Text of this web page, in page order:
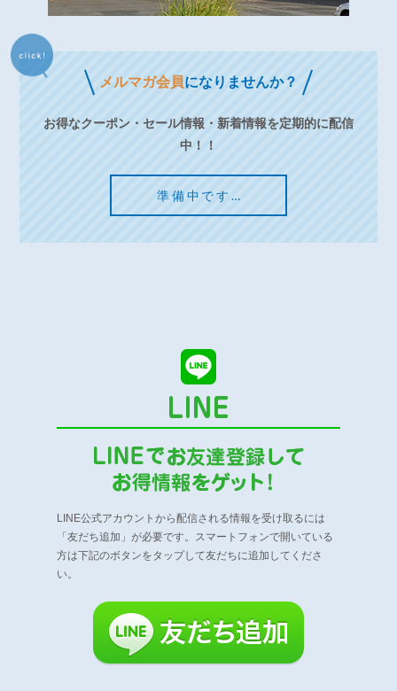
メルマガ会員になりませんか？
お得なクーポン・セール情報・新着情報を定期的に配信
中！！
準備中です…
LINE公式アカウントから配信される情報を受け取るには
「友だち追加」が必要です。
スマートフォンで開いている
方は下記のボタンをタップして友だちに追加してくださ
い。